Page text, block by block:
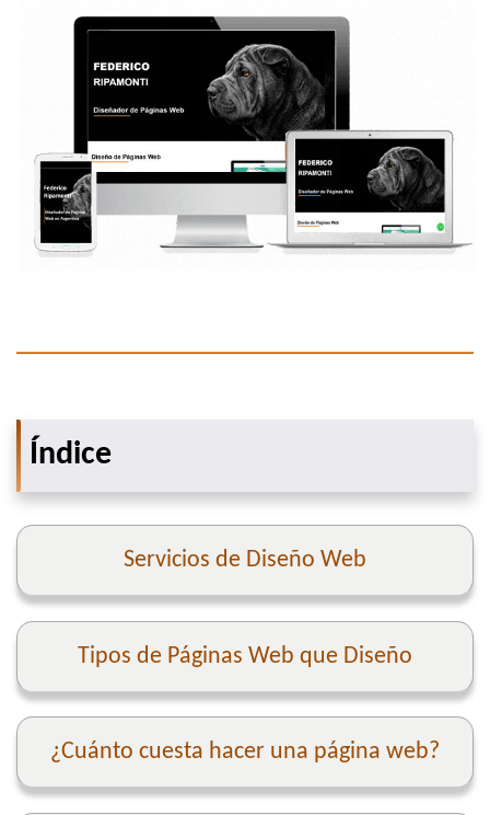
Índice
Servicios de Diseño Web
Tipos de Páginas Web que Diseño
¿Cuánto cuesta hacer una página web?